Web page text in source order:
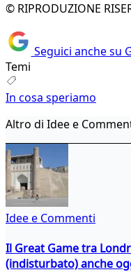
© RIPRODUZIONE
Seguici anche su
Temi
In cosa speriamo
Altro di Idee e
Idee e Commenti
Il Great Game tra
(indisturbato) anche